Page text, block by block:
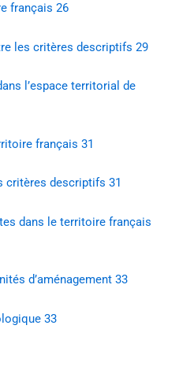
français 26
les critères descriptifs 29
l’espace territorial de
français 31
critères descriptifs 31
dans le territoire français
d’aménagement 33
33